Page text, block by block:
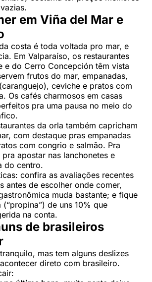
em Viña del Mar e
costa é toda voltada pro mar, e
Em Valparaíso, os restaurantes
e do Cerro Concepción têm vista
frutos do mar, empanadas,
ceviche e pratos com
Os cafés charmosos em casas
pra uma pausa no meio do
da orla também capricham
com destaque pras empanadas
com congrio e salmão. Pra
apostar nas lanchonetes e
do centro.
confira as avaliações recentes
antes de escolher onde comer,
muda bastante; e fique
de uns 10% que
na conta.
de brasileiros
mas tem alguns deslizes
direto com brasileiro.